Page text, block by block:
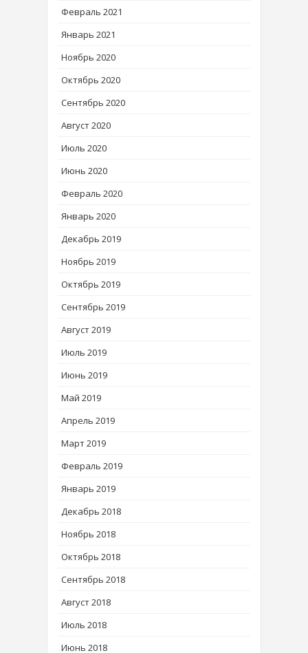
Февраль 2021
Январь 2021
Ноябрь 2020
Октябрь 2020
Сентябрь 2020
Август 2020
Июль 2020
Июнь 2020
Февраль 2020
Январь 2020
Декабрь 2019
Ноябрь 2019
Октябрь 2019
Сентябрь 2019
Август 2019
Июль 2019
Июнь 2019
Май 2019
Апрель 2019
Март 2019
Февраль 2019
Январь 2019
Декабрь 2018
Ноябрь 2018
Октябрь 2018
Сентябрь 2018
Август 2018
Июль 2018
Июнь 2018